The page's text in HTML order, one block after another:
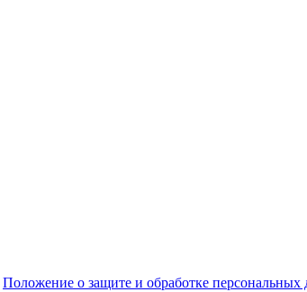
Положение о защите и обработке персональных